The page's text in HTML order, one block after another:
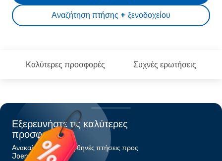
Αναζήτηση πτήσης + ξενοδοχείου
Καλύτερες προσφορές Συχνές ερωτήσεις
Εξερευνήστε τις καλύτερες
προσφορές
Ανακαλύψτε τις πιο φθηνές πτήσεις προς
Joensuu